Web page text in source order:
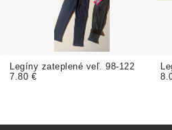
Legíny zateplené veľ. 98-122
7.80 €